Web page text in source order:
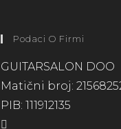
Podaci O Firmi
GUITARSALON DOO
Matični broj:
PIB: 111912135